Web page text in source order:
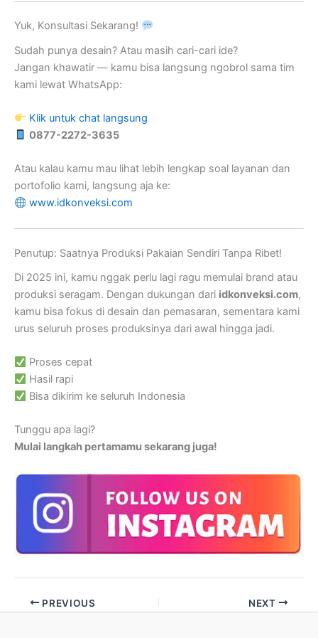
Yuk, Konsultasi Sekarang!
Sudah punya desain? Atau masih cari-cari ide?
Jangan khawatir — kamu bisa langsung ngobrol sama tim
kami lewat WhatsApp:
Klik untuk chat langsung
0877-2272-3635
Atau kalau kamu mau lihat lebih lengkap soal layanan dan
portofolio kami, langsung aja ke:
www.idkonveksi.com
Penutup: Saatnya Produksi Pakaian Sendiri Tanpa Ribet!
Di 2025 ini, kamu nggak perlu lagi ragu memulai brand atau
produksi seragam. Dengan dukungan dari idkonveksi.com,
kamu bisa fokus di desain dan pemasaran, sementara kami
urus seluruh proses produksinya dari awal hingga jadi.
Proses cepat
Hasil rapi
Bisa dikirim ke seluruh Indonesia
Tunggu apa lagi?
Mulai langkah pertamamu sekarang juga!
PREVIOUS NEXT